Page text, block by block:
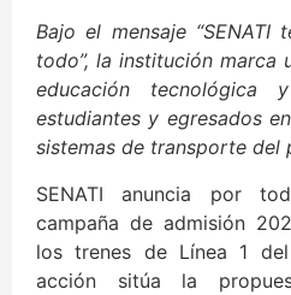
Bajo el mensaje
todo”, la institución marca
educación
estudiantes y egresados
sistemas de transporte del
SENATI anuncia por
campaña de admisión
los trenes de Línea 1
acción sitúa la